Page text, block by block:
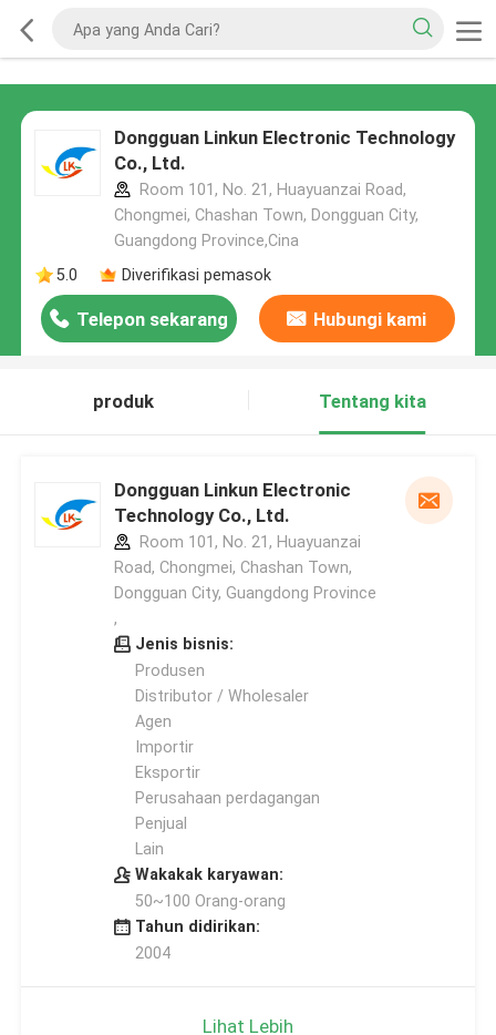
Dongguan Linkun Electronic Technology
Co., Ltd.
Room 101, No. 21, Huayuanzai Road,
Chongmei, Chashan Town, Dongguan City,
Guangdong Province,Cina
5.0
Diverifikasi pemasok
Telepon sekarang Hubungi kami
produk Tentang kita
Dongguan Linkun Electronic
Technology Co., Ltd.
Room 101, No. 21, Huayuanzai
Road, Chongmei, Chashan Town,
Dongguan City, Guangdong Province
,
Jenis bisnis:
Produsen
Distributor / Wholesaler
Agen
Importir
Eksportir
Perusahaan perdagangan
Penjual
Lain
Wakakak karyawan:
50~100 Orang-orang
Tahun didirikan:
2004
Lihat Lebih